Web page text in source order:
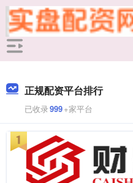
正规配资平台排行
已收录999+家平台